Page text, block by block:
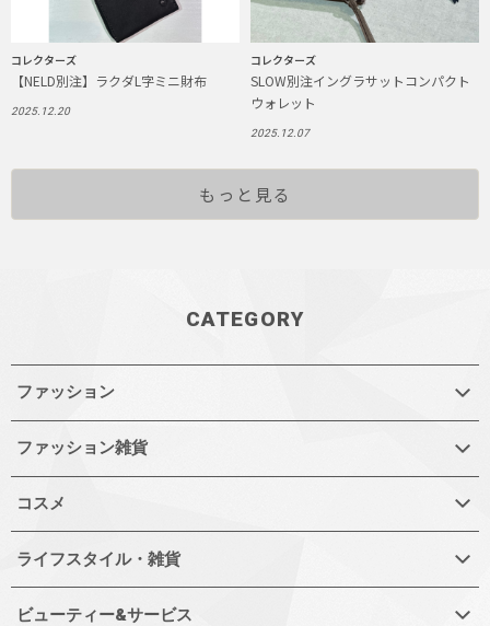
コレクターズ
【NELD別注】ラクダL字ミニ財布
2025.12.20
コレクターズ
SLOW別注イングラサットコンパクト
ウォレット
2025.12.07
もっと見る
CATEGORY
ファッション
ファッション雑貨
コスメ
ライフスタイル・雑貨
ビューティー&サービス